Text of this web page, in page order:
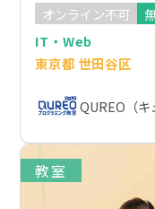
オンライン不可
IT・Web
東京都 世田谷区
QUREO（
教室